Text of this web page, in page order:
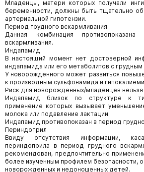
Младенцы, матери которых получали
беременности, должны быть тщательно
артериальной гипотензии.
Период грудного вскармливания
Данная комбинация
вскармливания.
Индапамид
В настоящий момент нет достоверной
индапамида или его метаболитов с
У новорожденного может развиться
к производным сульфонамида и
Риск для новорожденных/младенцев нельзя
Индапамид близок по структуре к
применение которых вызывает
молока или подавление лактации.
Индапамид противопоказан в период
Периндоприл
Ввиду отсутствия информации,
периндоприла в период грудного
рекомендован, предпочтительно
более изученным профилем безопасности,
новорожденных и недоношенных детей.